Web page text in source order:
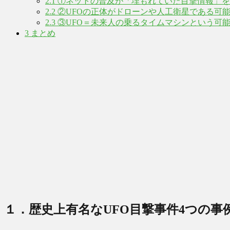
2.2 ②UFOの正体がドローンや人工衛星である可
2.3 ③UFO＝未来人の乗るタイムマシンという可
3 まとめ
１．歴史上有名なUFO目撃事件4つの事